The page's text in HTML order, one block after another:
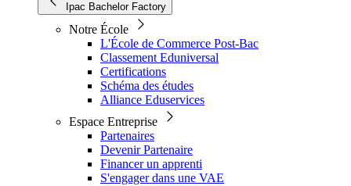
Ipac Bachelor Factory
Notre École
L'École de Commerce Post-Bac
Classement Eduniversal
Certifications
Schéma des études
Alliance Eduservices
Espace Entreprise
Partenaires
Devenir Partenaire
Financer un apprenti
S'engager dans une VAE